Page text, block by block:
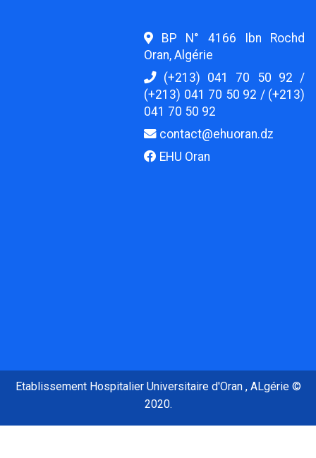
BP N° 4166 Ibn Rochd
Oran, Algérie
(+213) 041 70 50 92 /
(+213) 041 70 50 92 / (+213)
041 70 50 92
contact@ehuoran.dz
EHU Oran
Etablissement Hospitalier Universitaire d'Oran , ALgérie ©
2020.